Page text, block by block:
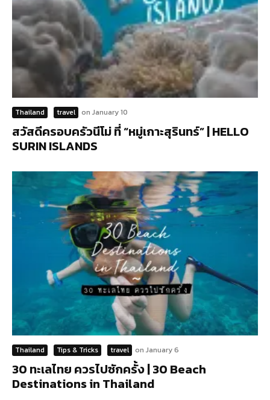
Thailand travel on January 10
สวัสดีครอบครัวนีโม่ ที่ “หมู่เกาะสุรินทร์” | HELLO
SURIN ISLANDS
Thailand Tips & Tricks travel on January 6
30 ทะเลไทย ควรไปซักครั้ง | 30 Beach
Destinations in Thailand